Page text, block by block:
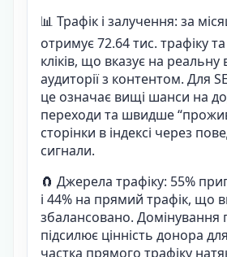
📊 Трафік і залучення: за
отримує 72.64 тис. трафіку
кліків, що вказує на реальну
аудиторії з контентом. Для
це означає вищі шанси на
переходи та швидше
сторінки в індексі через
сигнали.
🧲 Джерела трафіку: 55%
і 44% на прямий трафік, що
збалансовано. Домінування
підсилює цінність донора
частка прямого трафіку